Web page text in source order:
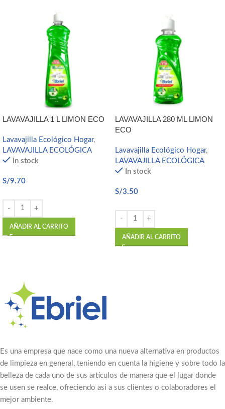
LAVAVAJILLA 1 L LIMON ECO
Lavavajilla Ecológico Hogar,
LAVAVAJILLA ECOLÓGICA
In stock
S/9.70
AÑADIR AL CARRITO
LAVAVAJILLA 280 ML LIMON
ECO
Lavavajilla Ecológico Hogar,
LAVAVAJILLA ECOLÓGICA
In stock
S/3.50
AÑADIR AL CARRITO
Es una empresa que nace como una nueva alternativa en productos
de limpieza en general, teniendo en cuenta la higiene y sobre todo la
belleza de cada uno de sus artículos de manera que el lugar donde
se usen se realce, ofreciendo asi a sus clientes o colaboradores el
mejor ambiente.